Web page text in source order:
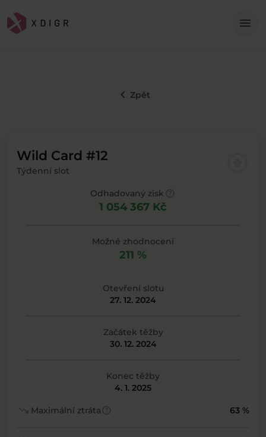
menu
keyboard_arrow_left Zpět
Wild Card #12
Týdenní slot
Odhadovaný zisk
1 054 367 Kč
Možné zhodnocení
211 %
Otevření slotu
27. 12. 2024
Začátek těžby
30. 12. 2024
Konec těžby
4. 1. 2025
trending_down Maximální ztrátahelp 63 %